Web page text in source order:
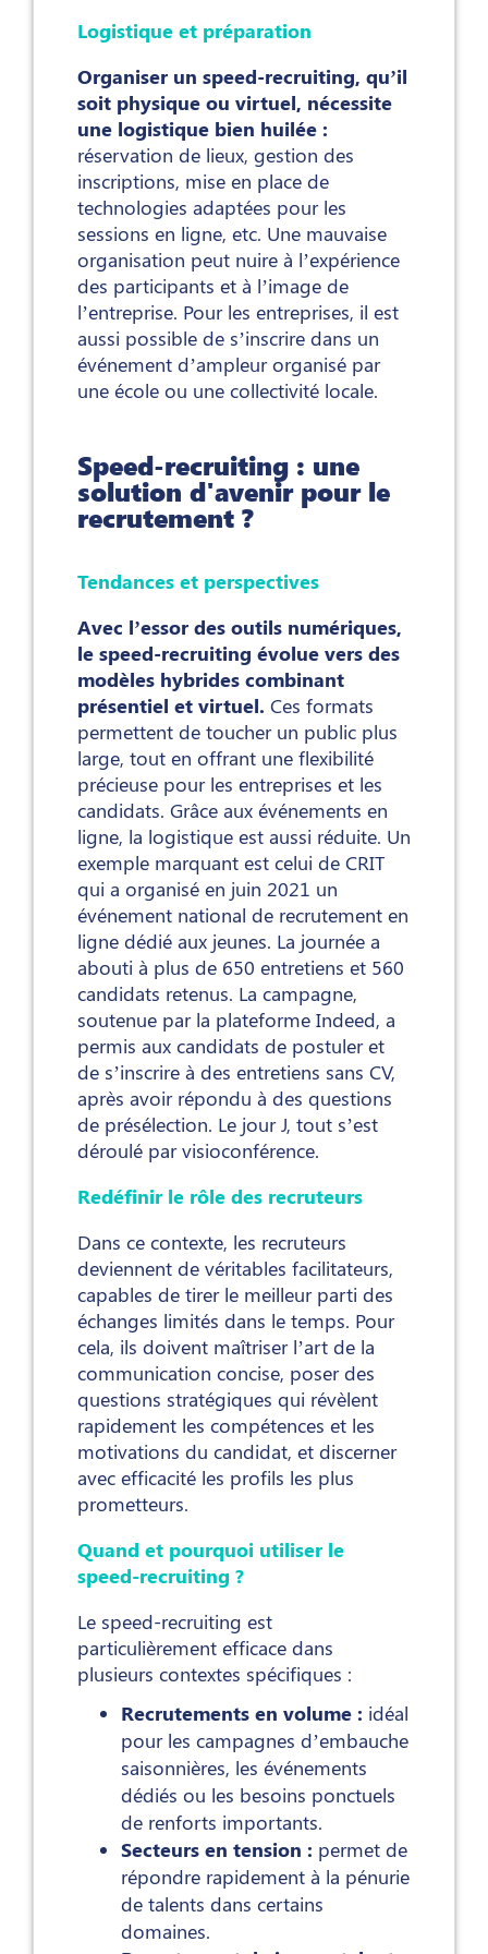
Logistique et préparation
Organiser un speed-recruiting, qu’il
soit physique ou virtuel, nécessite
une logistique bien huilée :
réservation de lieux, gestion des
inscriptions, mise en place de
technologies adaptées pour les
sessions en ligne, etc. Une mauvaise
organisation peut nuire à l’expérience
des participants et à l’image de
l’entreprise. Pour les entreprises, il est
aussi possible de s’inscrire dans un
événement d’ampleur organisé par
une école ou une collectivité locale.
Speed-recruiting : une
solution d'avenir pour le
recrutement ?
Tendances et perspectives
Avec l’essor des outils numériques,
le speed-recruiting évolue vers des
modèles hybrides combinant
présentiel et virtuel. Ces formats
permettent de toucher un public plus
large, tout en offrant une flexibilité
précieuse pour les entreprises et les
candidats. Grâce aux événements en
ligne, la logistique est aussi réduite. Un
exemple marquant est celui de CRIT
qui a organisé en juin 2021 un
événement national de recrutement en
ligne dédié aux jeunes. La journée a
abouti à plus de 650 entretiens et 560
candidats retenus. La campagne,
soutenue par la plateforme Indeed, a
permis aux candidats de postuler et
de s’inscrire à des entretiens sans CV,
après avoir répondu à des questions
de présélection. Le jour J, tout s’est
déroulé par visioconférence.
Redéfinir le rôle des recruteurs
Dans ce contexte, les recruteurs
deviennent de véritables facilitateurs,
capables de tirer le meilleur parti des
échanges limités dans le temps. Pour
cela, ils doivent maîtriser l’art de la
communication concise, poser des
questions stratégiques qui révèlent
rapidement les compétences et les
motivations du candidat, et discerner
avec efficacité les profils les plus
prometteurs.
Quand et pourquoi utiliser le
speed-recruiting ?
Le speed-recruiting est
particulièrement efficace dans
plusieurs contextes spécifiques :
Recrutements en volume : idéal
pour les campagnes d’embauche
saisonnières, les événements
dédiés ou les besoins ponctuels
de renforts importants.
Secteurs en tension : permet de
répondre rapidement à la pénurie
de talents dans certains
domaines.